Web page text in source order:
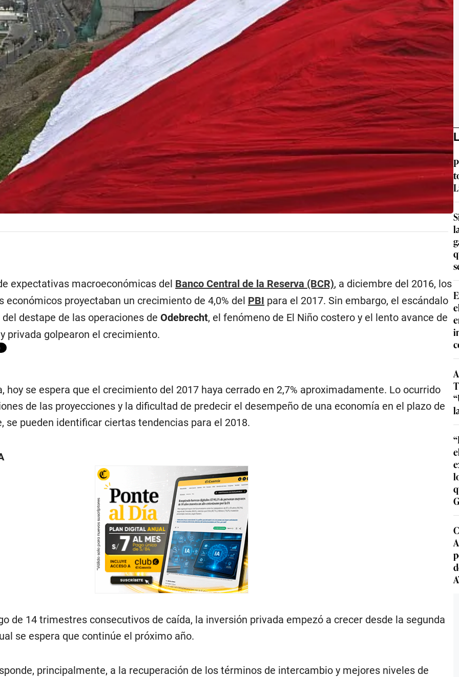
expectativas macroeconómicas del Banco Central de la Reserva (BCR), a diciembre del 2016, los
económicos proyectaban un crecimiento de 4,0% del PBI para el 2017. Sin embargo, el escándalo
destape de las operaciones deOdebrecht, el fenómeno de El Niño costero y el lento avance de
privada golpearon el crecimiento.
hoy se espera que el crecimiento del 2017 haya cerrado en 2,7% aproximadamente. Lo ocurrido
de las proyecciones y la dificultad de predecir el desempeño de una economía en el plazo de
se pueden identificar ciertas tendencias para el 2018.
de 14 trimestres consecutivos de caída, la inversión privada empezó a crecer desde la segunda
se espera que continúe el próximo año.
principalmente, a la recuperación de los términos de intercambio y mejores niveles de